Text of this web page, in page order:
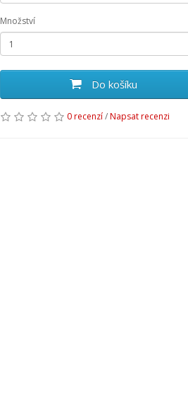
Množství
Do košíku
0 recenzí/Napsat recenzi